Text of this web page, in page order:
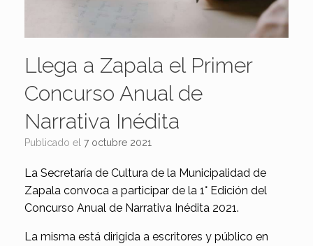
Llega a Zapala el Primer
Concurso Anual de
Narrativa Inédita
Publicado el 7 octubre 2021
La Secretaría de Cultura de la Municipalidad de
Zapala convoca a participar de la 1° Edición del
Concurso Anual de Narrativa Inédita 2021.
La misma está dirigida a escritores y público en